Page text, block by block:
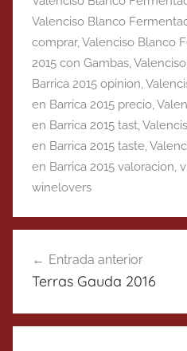
Valenciso Blanco
comprar,Valenciso Blanco
2015 con Gambas,
Barrica 2015 opinion,
en Barrica 2015 precio,
en Barrica 2015 tast,
en Barrica 2015 taste,
en Barrica 2015 valoracion, vi
winelovers
de
Entrada anterior
Terras Gauda 2016